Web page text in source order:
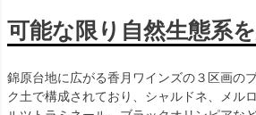
可能な限り自然生態系
錦原台地に広がる香月ワインズの３区画の
ク土で構成されており、シャルドネ、メル